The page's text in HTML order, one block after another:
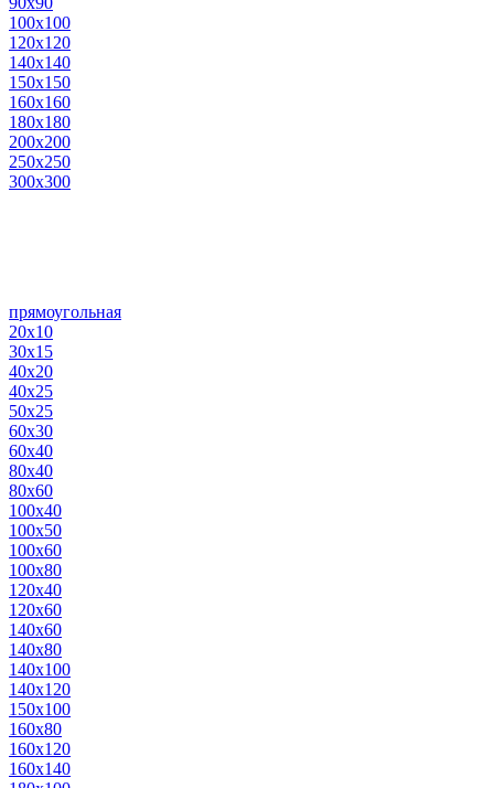
100х100
120х120
140х140
150х150
160х160
180х180
200х200
250х250
300х300
прямоугольная
20х10
30х15
40х20
40х25
50х25
60х30
60х40
80х40
80х60
100х40
100х50
100х60
100х80
120х40
120х60
140х60
140х80
140х100
140х120
150х100
160х80
160х120
160х140